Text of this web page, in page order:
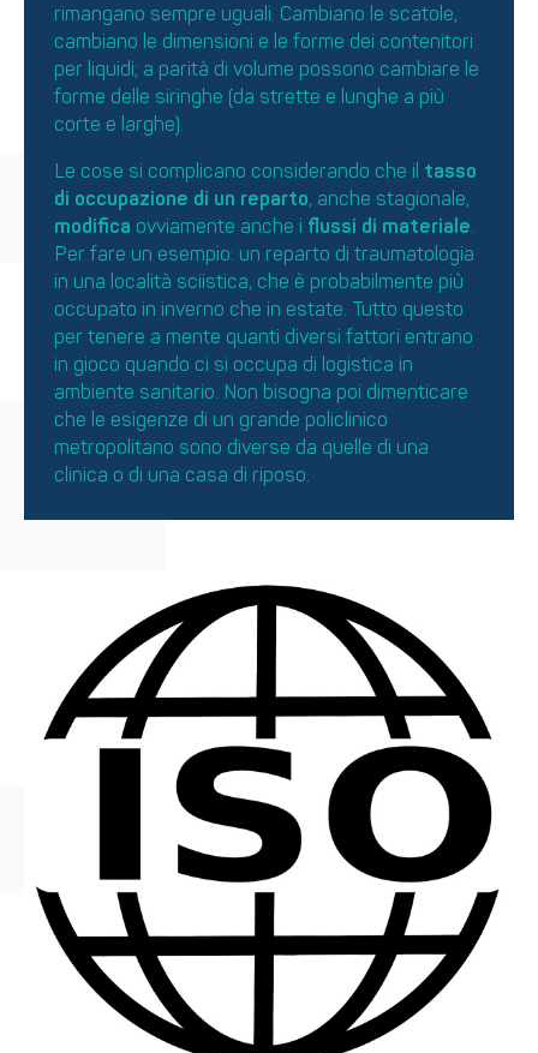
rimangano sempre uguali. Cambiano le scatole,
cambiano le dimensioni e le forme dei contenitori
per liquidi; a parità di volume possono cambiare le
forme delle siringhe (da strette e lunghe a più
corte e larghe).
Le cose si complicano considerando che il tasso
di occupazione di un reparto, anche stagionale,
modifica ovviamente anche i flussi di materiale.
Per fare un esempio: un reparto di traumatologia
in una località sciistica, che è probabilmente più
occupato in inverno che in estate. Tutto questo
per tenere a mente quanti diversi fattori entrano
in gioco quando ci si occupa di logistica in
ambiente sanitario. Non bisogna poi dimenticare
che le esigenze di un grande policlinico
metropolitano sono diverse da quelle di una
clinica o di una casa di riposo.